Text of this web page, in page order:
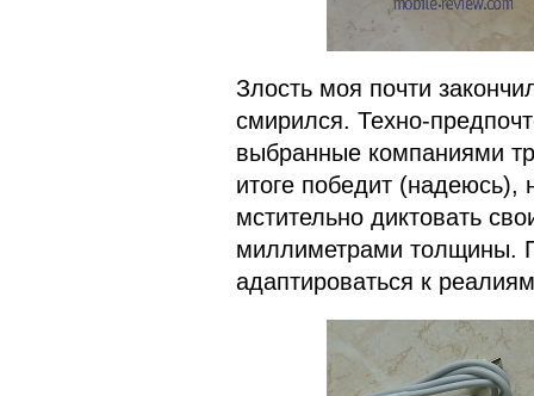
Злость моя почти
смирился. Техно-
выбранные компаниями
итоге победит (надеюсь),
мстительно диктовать
миллиметрами толщины.
адаптироваться к